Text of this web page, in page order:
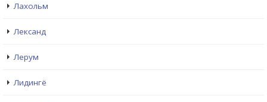
Лахольм
Лександ
Лерум
Лидингё